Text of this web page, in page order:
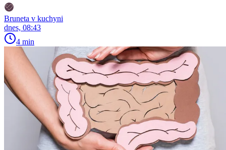
Bruneta v kuchyni
dnes, 08:43
4 min